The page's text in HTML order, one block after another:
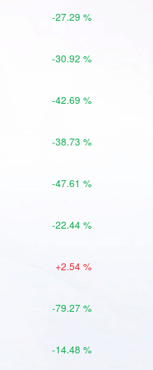
-27.29 %
-30.92 %
-42.69 %
-38.73 %
-47.61 %
-22.44 %
+2.54 %
-79.27 %
-14.48 %